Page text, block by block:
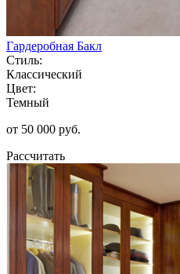
Гардеробная Бакл
Стиль:
Классический
Цвет:
Темный
от 50 000 руб.
Рассчитать